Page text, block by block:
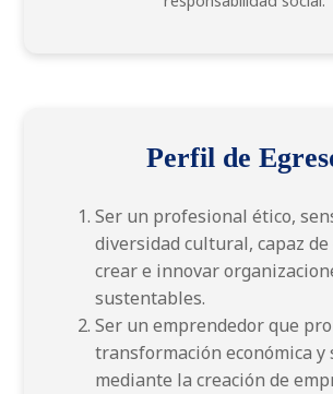
Perfil de
Ser un profesional ético,
diversidad cultural, capaz de
crear e innovar
sustentables.
Ser un emprendedor que
transformación económica y
mediante la creación de